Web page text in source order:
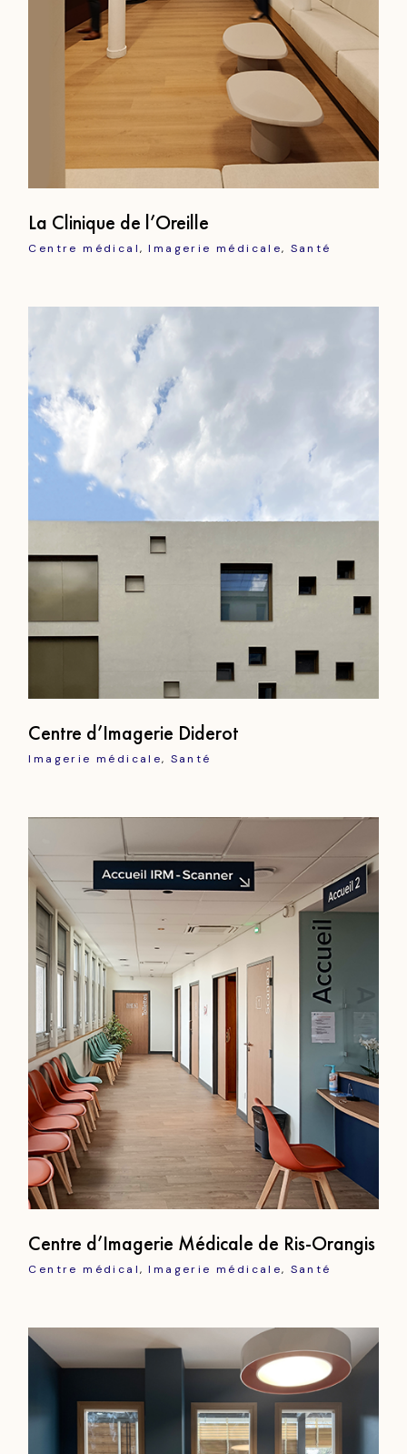
La Clinique de l’Oreille
Centre médical Imagerie médicale Santé
Centre d’Imagerie Diderot
Imagerie médicale Santé
Centre d’Imagerie Médicale de Ris-Orangis
Centre médical Imagerie médicale Santé